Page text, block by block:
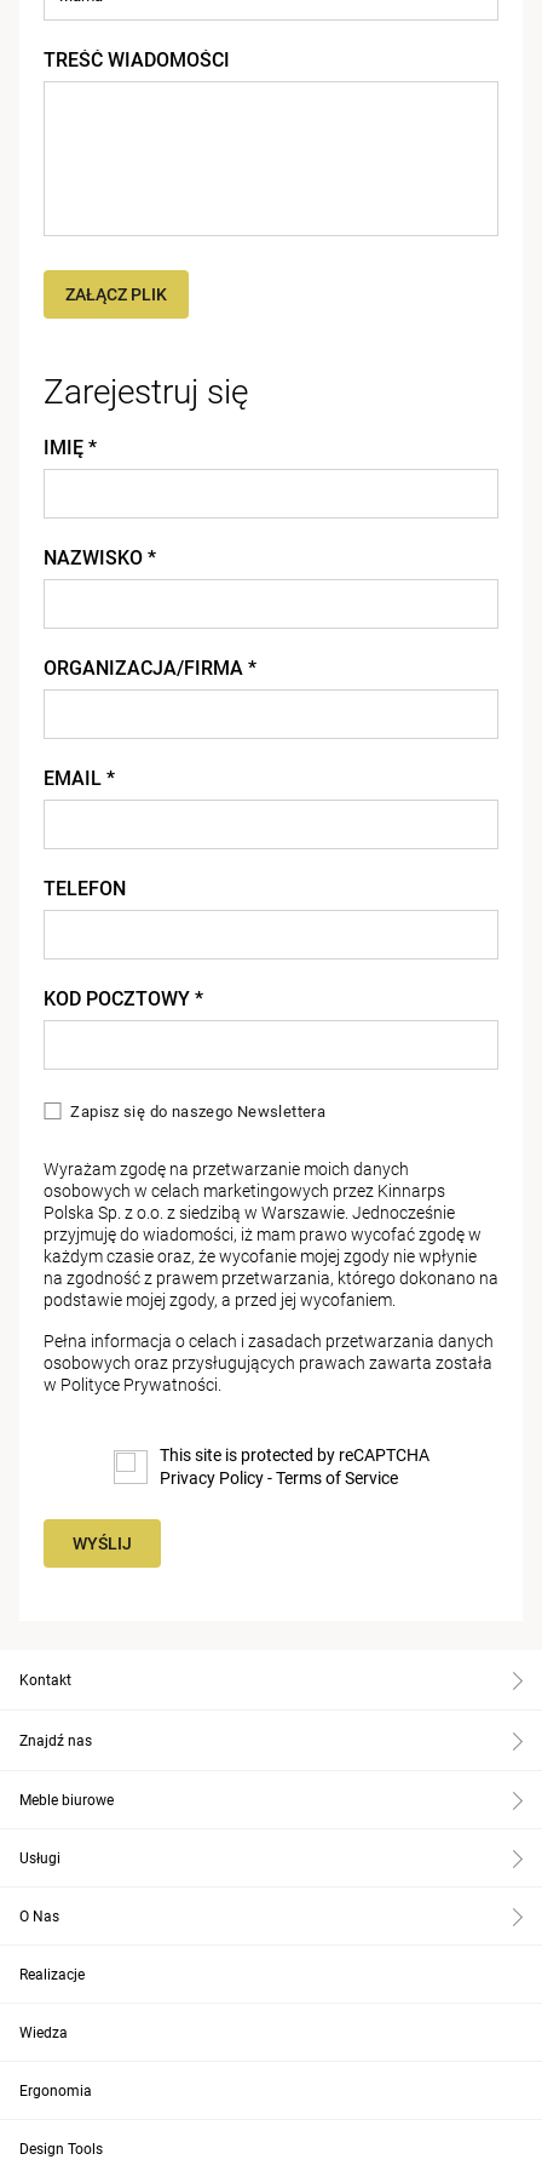
TREŚĆ WIADOMOŚCI
ZAŁĄCZ PLIK
Zarejestruj się
IMIĘ *
NAZWISKO *
ORGANIZACJA/FIRMA *
EMAIL *
TELEFON
KOD POCZTOWY *
Zapisz się do naszego Newslettera
Wyrażam zgodę na przetwarzanie moich danych
osobowych w celach marketingowych przez Kinnarps
Polska Sp. z o.o. z siedzibą w Warszawie. Jednocześnie
przyjmuję do wiadomości, iż mam prawo wycofać zgodę w
każdym czasie oraz, że wycofanie mojej zgody nie wpłynie
na zgodność z prawem przetwarzania, którego dokonano na
podstawie mojej zgody, a przed jej wycofaniem.
Pełna informacja o celach i zasadach przetwarzania danych
osobowych oraz przysługujących prawach zawarta została
w Polityce Prywatności
This site is protected by reCAPTCHA
Privacy Policy-Terms of Service
WYŚLIJ
Kontakt
Znajdź nas
Meble biurowe
Usługi
O Nas
Realizacje
Wiedza
Ergonomia
Design Tools